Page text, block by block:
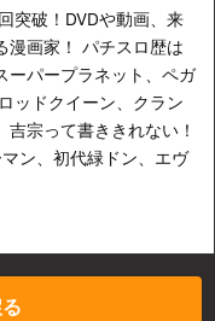
突破！DVDや動画、来
漫画家！ パチスロ歴は
ーパープラネット、ペガ
ッドクイーン、クラン
宗って書ききれない！
ン、初代緑ドン、エヴ